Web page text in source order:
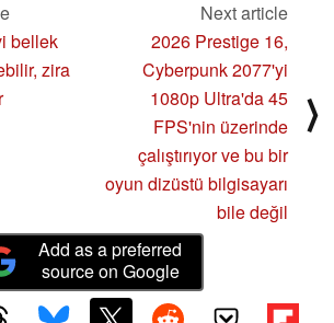
bellek
zira
Next article
2026 Prestige 16,
Cyberpunk 2077'yi
1080p Ultra'da 45
FPS'nin üzerinde
çalıştırıyor ve bu bir
oyun dizüstü bilgisayarı
bile değil
⟩
Add as a preferred
source on Google